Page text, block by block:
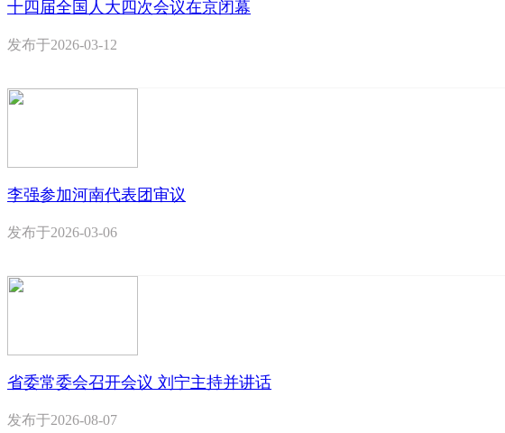
十四届全国人大四次会议在京闭幕
发布于2026-03-12
李强参加河南代表团审议
发布于2026-03-06
省委常委会召开会议 刘宁主持并讲话
发布于2026-08-07